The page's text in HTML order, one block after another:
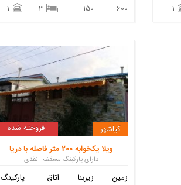
150
600
فروخته شده
کیاشهر
ویلا یکخوابه 200 متر فاصله با دریا
دارای پارکینگ مسقف - نقدی
پارکینگ
اتاق
زیربنا
زمین